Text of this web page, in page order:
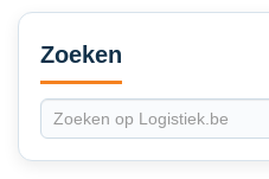
Secondary
Sidebar
Zoeken